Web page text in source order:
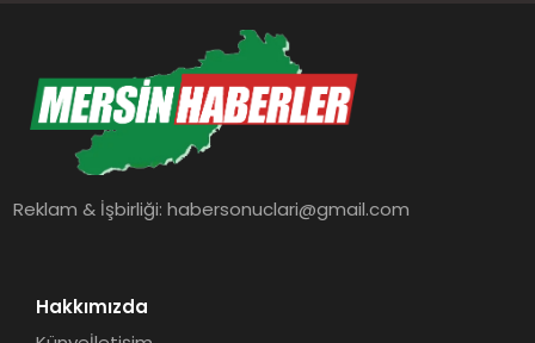
Reklam & İşbirliği:habersonuclari@gmail.com
Hakkımızda